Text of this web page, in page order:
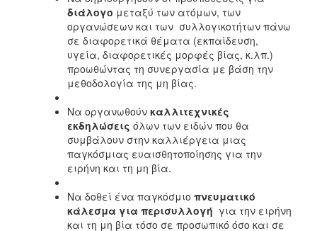
διάλογο μεταξύ των ατόμων, των
οργανώσεων και των συλλογικοτήτων πάνω
σε διαφορετικά θέματα (εκπαίδευση,
υγεία, διαφορετικές μορφές βίας, κ.λπ.)
προωθώντας τη συνεργασία με βάση την
μεθοδολογία της μη βίας.
Να οργανωθούν καλλιτεχνικές
εκδηλώσεις όλων των ειδών που θα
συμβάλουν στην καλλιέργεια μιας
παγκόσμιας ευαισθητοποίησης για την
ειρήνη και τη μη βία.
Να δοθεί ένα παγκόσμιο πνευματικό
κάλεσμα για περισυλλογή για την ειρήνη
και τη μη βία τόσο σε προσωπικό όσο και σε